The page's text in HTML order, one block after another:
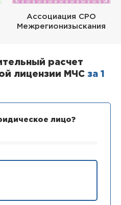
Ассоциация СРО
Межрегионизыскания
расчет
лицензии МЧС за 1
лицо?